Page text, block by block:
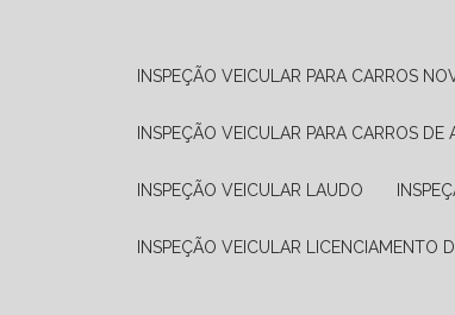
INSPEÇÃO VEICULAR PARA CARROS
INSPEÇÃO VEICULAR PARA CARROS DE
INSPEÇÃO VEICULAR LAUDO
INSPEÇÃO VEICULAR LICENCIAMENTO